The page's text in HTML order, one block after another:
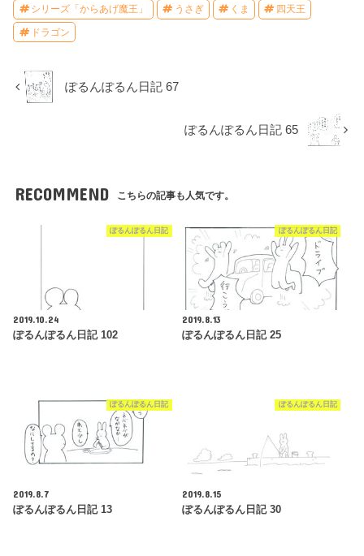
シリーズ「からあげ魔王」 うさぎ くま 四天王
ドラゴン
ぽるんぽるん日記 67
ぽるんぽるん日記 65
RECOMMEND こちらの記事も人気です。
ぽるんぽるん日記
2019.10.24
ぽるんぽるん日記 102
ぽるんぽるん日記
2019.8.13
ぽるんぽるん日記 25
ぽるんぽるん日記
2019.8.7
ぽるんぽるん日記 13
ぽるんぽるん日記
2019.8.15
ぽるんぽるん日記 30